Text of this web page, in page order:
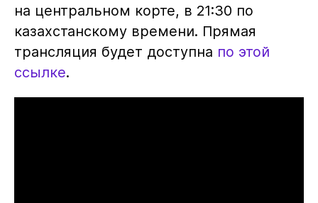
на центральном корте, в 21:30 по
казахстанскому времени. Прямая
трансляция будет доступна по этой
ссылке.